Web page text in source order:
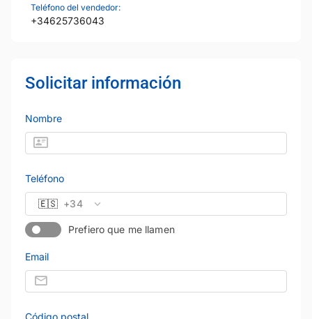
Teléfono del vendedor:
+34625736043
Solicitar información
Nombre
Teléfono
🇪🇸 +34
Prefiero que me llamen
Email
Código postal